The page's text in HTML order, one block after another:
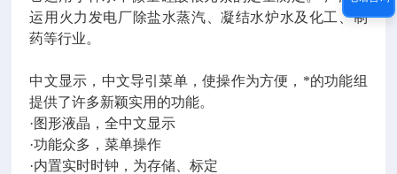
运用火力发电厂除盐水蒸汽、凝结水炉水及化工、制
药等行业。
中文显示，中文导引菜单，使操作为方便，*的功能组
提供了许多新颖实用的功能。
·图形液晶，全中文显示
·功能众多，菜单操作
·内置实时时钟，为存储、标定